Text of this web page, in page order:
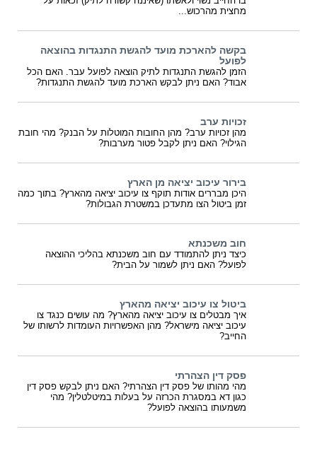
מחצית מהרכוש...
בקשה להארכת מועד להגשת התנגדות בהוצאה
לפועל
הזמן להגשת התנגדות לתיק הוצאה לפועל עבר. האם הכל
אבוד? האם ניתן לבקש הארכת מועד להגשת התנגדות?
זכויות ערב
מהן זכויות ערב? מהן החובות המוטלות על הבנק? מהי חובת
הגילוי? האם ניתן לקבל פטור מערבות?
בירור עיכוב יציאה מן הארץ
היכן מבררים אודות תוקף צו עיכוב יציאה מהארץ? בתוך כמה
זמן ביטול הצו מתעדכן במשטרת הגבולות?
חוב משכנתא
כיצד ניתן להתמודד עם חוב משכנתא בהליכי ההוצאה
לפועל? האם ניתן לשמור על הבית?
ביטול צו עיכוב יציאה מהארץ
איך מבטלים צו עיכוב יציאה מהארץ? מה עושים כנגד צו
עיכוב יציאה מישראל? מהן האפשרויות העומדות לרשותו של
החייב?
פסק דין הצהרתי
מהי מהותו של פסק דין הצהרתי? האם ניתן לבקש פסק דין
כגון דא במסגרת הכרזה על בעלות במיטלטלין? מהי
משמעותו בהוצאה לפועל?